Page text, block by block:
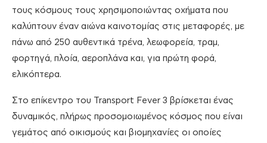
τους κόσμους τους χρησιμοποιώντας οχήματα που
καλύπτουν έναν αιώνα καινοτομίας στις μεταφορές, με
πάνω από 250 αυθεντικά τρένα, λεωφορεία, τραμ,
φορτηγά, πλοία, αεροπλάνα και, για πρώτη φορά,
ελικόπτερα.
Στο επίκεντρο του Transport Fever 3 βρίσκεται ένας
δυναμικός, πλήρως προσομοιωμένος κόσμος που είναι
γεμάτος από οικισμούς και βιομηχανίες οι οποίες